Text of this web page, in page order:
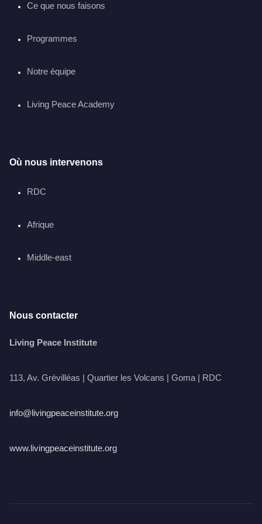
Ce que nous faisons
Programmes
Notre équipe
Living Peace Academy
Où nous intervenons
RDC
Afrique
Middle-east
Nous contacter
Living Peace Institute
113, Av. Grévilléas | Quartier les Volcans | Goma | RDC
info@livingpeaceinstitute.org
www.livingpeaceinstitute.org